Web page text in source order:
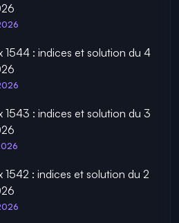
1544 : indices et solution du 4
1543 : indices et solution du 3
1542 : indices et solution du 2